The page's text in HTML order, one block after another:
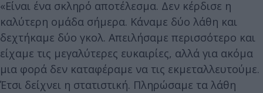
«Είναι ένα σκληρό αποτέλεσμα. Δεν κέρδισε η
καλύτερη ομάδα σήμερα. Κάναμε δύο λάθη και
δεχτήκαμε δύο γκολ. Απειλήσαμε περισσότερο και
είχαμε τις μεγαλύτερες ευκαιρίες, αλλά για ακόμα
μια φορά δεν καταφέραμε να τις εκμεταλλευτούμε.
Έτσι δείχνει η στατιστική. Πληρώσαμε τα λάθη